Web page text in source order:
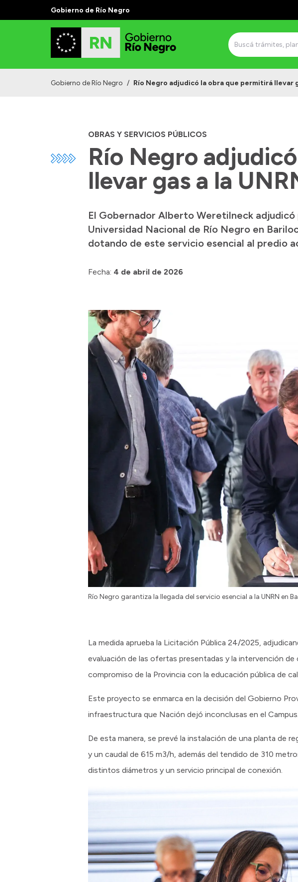
Gobierno de Río Negro
Gobierno de Río Negro / Río Negro adjudicó la obra que permitirá llevar
OBRAS Y SERVICIOS PÚBLICOS
Río Negro
llevar gas a la
El Gobernador Alberto Weretilneck
Universidad Nacional de Río Negro en
dotando de este servicio esencial al predio
Fecha: 4 de abril de 2026
Río Negro garantiza la llegada del servicio esencial a la UNRN en
La medida aprueba la Licitación Pública 24/2025,
evaluación de las ofertas presentadas y la intervención
compromiso de la Provincia con la educación pública de
Este proyecto se enmarca en la decisión del Gobierno
infraestructura que Nación dejó inconclusas en el Campus.
De esta manera, se prevé la instalación de una planta de
y un caudal de 615 m3/h, además del tendido de 310
distintos diámetros y un servicio principal de conexión.